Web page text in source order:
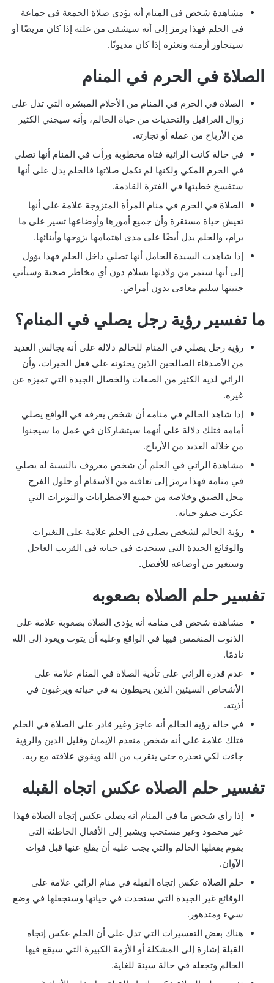
مشاهدة شخص في المنام أنه يؤدي صلاة الجمعة في جماعة
في الحلم فهذا يرمز إلى أنه سيشفى من علته إذا كان مريضًا أو
سيتجاوز أزمته وتعثره إذا كان مديونًا.
الصلاة في الحرم في المنام
الصلاة في الحرم في المنام من الأحلام المبشرة التي تدل على
زوال العراقيل والتحديات من حياة الحالم، وأنه سيجني الكثير
من الأرباح من عمله أو تجارته.
في حالة كانت الرائية فتاة مخطوبة ورأت في المنام أنها تصلي
في الحرم المكي ولكنها لم تكمل صلاتها فالحلم يدل على أنها
ستفسخ خطبتها في الفترة القادمة.
الصلاة في الحرم في منام المرأة المتزوجة علامة على أنها
تعيش حياة مستقرة وأن جميع أمورها وأوضاعها تسير على ما
يرام، والحلم يدل أيضًا على مدى اهتمامها بزوجها وأبنائها.
إذا شاهدت السيدة الحامل أنها تصلي داخل الحلم فهذا يؤول
إلى أنها ستمر من ولادتها بسلام دون أي مخاطر صحية وسيأتي
جنينها سليم معافى بدون أمراض.
ما تفسير رؤية رجل يصلي في المنام؟
رؤية رجل يصلي في المنام للحالم دلالة على أنه يجالس العديد
من الأصدقاء الصالحين الذين يحثونه على فعل الخيرات، وأن
الرائي لديه الكثير من الصفات والخصال الجيدة التي تميزه عن
غيره.
إذا شاهد الحالم في منامه أن شخص يعرفه في الواقع يصلي
أمامه فتلك دلالة على أنهما سيتشاركان في عمل ما سيجنوا
من خلاله العديد من الأرباح.
مشاهدة الرائي في الحلم أن شخص معروف بالنسبة له يصلي
في منامه فهذا يرمز إلى تعافيه من الأسقام أو حلول الفرج
محل الضيق وخلاصه من جميع الاضطرابات والتوترات التي
عكرت صفو حياته.
رؤية الحالم لشخص يصلي في الحلم علامة على التغيرات
والوقائع الجيدة التي ستحدث في حياته في القريب العاجل
وستغير من أوضاعه للأفضل.
تفسير حلم الصلاه بصعوبه
مشاهدة شخص في منامه أنه يؤدي الصلاة بصعوبة علامة على
الذنوب المنغمس فيها في الواقع وعليه أن يتوب ويعود إلى الله
نادمًا.
عدم قدرة الرائي على تأدية الصلاة في المنام علامة على
الأشخاص السيئين الذين يحيطون به في حياته ويرغبون في
أذيته.
في حالة رؤية الحالم أنه عاجز وغير قادر على الصلاة في الحلم
فتلك علامة على أنه شخص منعدم الإيمان وقليل الدين والرؤية
جاءت لكي تحذره حتى يتقرب من الله ويقوي علاقته مع ربه.
تفسير حلم الصلاه عكس اتجاه القبله
إذا رأى شخص ما في المنام أنه يصلي عكس إتجاه الصلاة فهذا
غير محمود وغير مستحب ويشير إلى الأفعال الخاطئة التي
يقوم بفعلها الحالم والتي يجب عليه أن يقلع عنها قبل فوات
الآوان.
حلم الصلاة عكس إتجاه القبلة في منام الرائي علامة على
الوقائع غير الجيدة التي ستحدث في حياتها وستجعلها في وضع
سيء ومتدهور.
هناك بعض التفسيرات التي تدل على أن الحلم عكس إتجاه
القبلة إشارة إلى المشكلة أو الأزمة الكبيرة التي سيقع فيها
الحالم وتجعله في حالة سيئة للغاية.